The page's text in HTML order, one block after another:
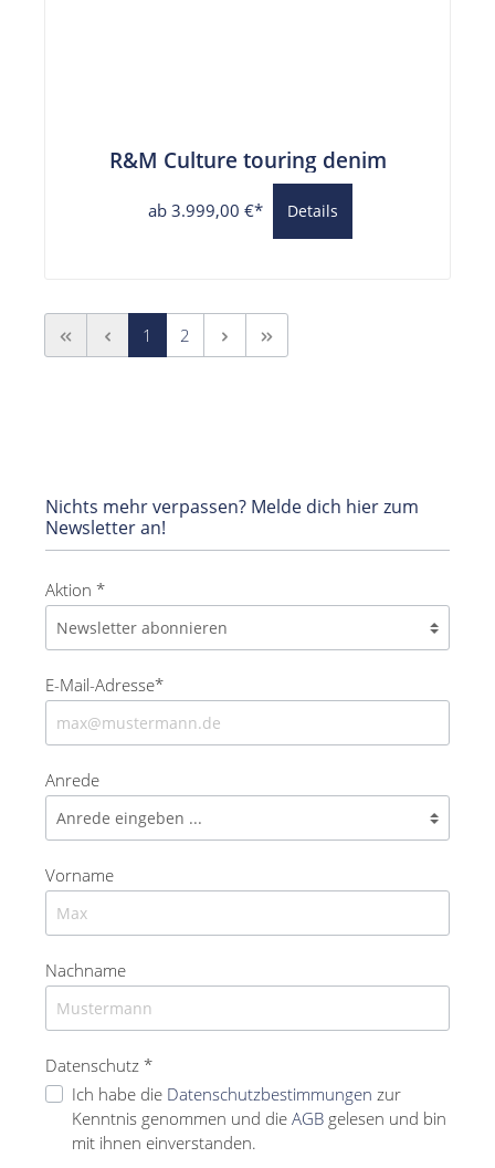
R&M Culture touring denim
ab 3.999,00 €* Details
1 2
Nichts mehr verpassen? Melde dich hier zum
Newsletter an!
Aktion *
E-Mail-Adresse*
Anrede
Vorname
Nachname
Datenschutz *
Ich habe die Datenschutzbestimmungen zur
Kenntnis genommen und die AGB gelesen und bin
mit ihnen einverstanden.